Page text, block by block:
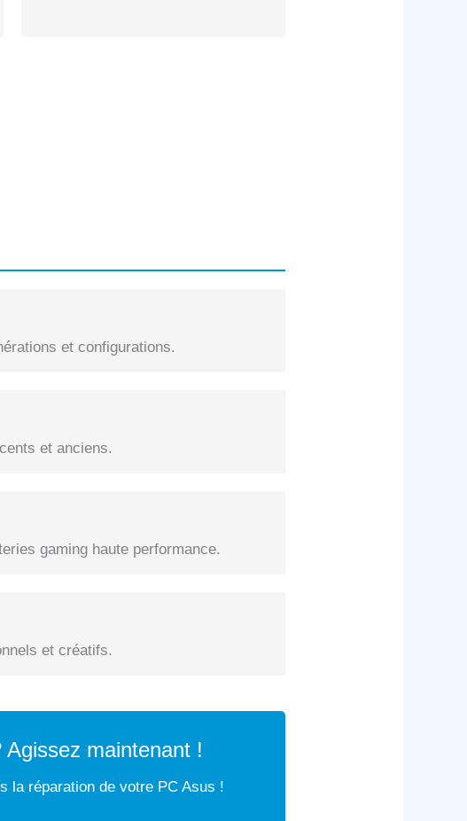
et configurations.
et anciens.
gaming haute performance.
et créatifs.
maintenant !
la réparation de votre PC Asus !